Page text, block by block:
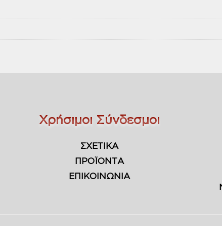
Χρήσιμοι Σύνδεσμοι
ΣΧΕΤΙΚΑ
ΠΡΟΪΟΝΤΑ
ΕΠΙΚΟΙΝΩΝΙΑ